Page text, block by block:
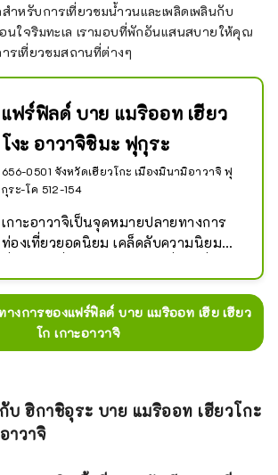
ำหรับการเที่ยวชมน้ำวนและเพลิดเพลินกับ
ใจริมทะเล เรามอบที่พักอันแสนสบายให้คุณ
รเที่ยวชมสถานที่ต่างๆ
แฟร์ฟิลด์ บาย แมริออท เฮียว
โงะ อาวาจิชิมะ ฟุกุระ
656-0501 จังหวัดเฮียวโกะ เมืองมินามิอาวาจิ ฟุ
กุระ-โค 512-154
เกาะอาวาจิเป็นจุดหมายปลายทางการ
ท่องเที่ยวยอดนิยม เคล็ดลับความนิยมอยู่
ที่เรียกว่า "อะวาจิจิ" ซึ่งล้อมรอบเกาะ
แฟร์ฟิลด์ บาย แมริออท เฮียวโกะ อาวาจิ
ชิมะ ฟุกุระ เป็นโรงแรมในเมืองมินามิ
ได้พักอย่างสะดวกสบาย สถานีริมถนน
Fukura ตั้งอยู่ใกล้กับโรงแรมของเราบน
อ่าว Fukura เพียงระยะทางสั้นๆ บน
างการของแฟร์ฟิลด์ บาย แมริออท เฮีย เฮียว
โก เกาะอาวาจิ
บ ฮิกาชิอุระ บาย แมริออท เฮียวโกะ
าวาจิ